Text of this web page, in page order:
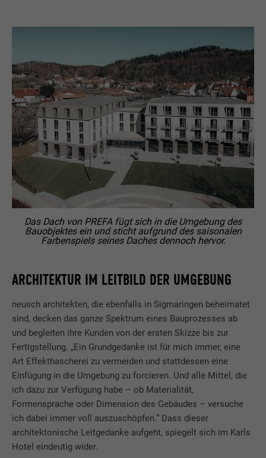
ARCHITEKTUR IM LEITBILD DER UMGEBUNG
neusch architekten, die ebenfalls in Sigmaringen beheimatet
sind, decken das ganze Spektrum eines Bauprozesses ab
und begleiten ihre Kunden von der ersten Skizze bis zur
Fertigstellung. „Ein Grundgedanke ist für mich immer, eine
Art Effekthascherei zu vermeiden und stattdessen eine
Einfügung in die Umgebung zu forcieren. Und alle Mittel, die
ich dazu zur Verfügung habe – ob Materialität,
Formensprache oder Dimension des Gebäudes – versuche
ich dabei immer voll auszuschöpfen.“ Dass dieser
architektonische Leitgedanke aufgeht, spiegelt sich im Karls
Hotel eindeutig wider.
Das Dach von PREFA fügt sich in die Umgebung des
Bauobjektes ein und sticht aufgrund des saisonalen
Farbenspiels seines Daches dennoch hervor.